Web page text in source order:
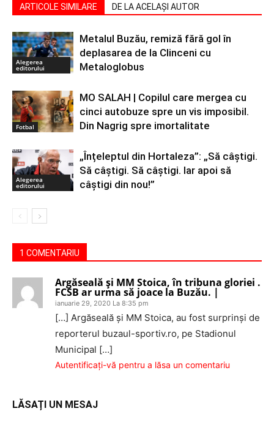
ARTICOLE SIMILARE DE LA ACELAȘI AUTOR
Alegerea
editorului
Metalul Buzău, remiză fără gol în
deplasarea de la Clinceni cu
Metaloglobus
Fotbal
MO SALAH | Copilul care mergea cu
cinci autobuze spre un vis imposibil.
Din Nagrig spre imortalitate
Alegerea
editorului
„Înțeleptul din Hortaleza”: „Să câștigi.
Să câștigi. Să câștigi. Iar apoi să
câștigi din nou!”
1 COMENTARIU
Argăseală și MM Stoica, în tribuna gloriei .
FCSB ar urma să joace la Buzău. |
ianuarie 29, 2020 La 8:35 pm
[…] Argăseală și MM Stoica, au fost surprinși de
reporterul buzaul-sportiv.ro, pe Stadionul
Municipal […]
Autentificați-vă pentru a lăsa un comentariu
LĂSAȚI UN MESAJ